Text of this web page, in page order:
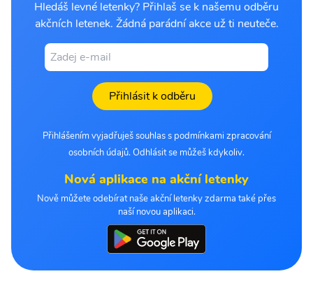
Hledáš levné letenky? Přihlaš se k našemu odběru
akčních letenek. Žádná parádní akce už ti neuteče.
Přihlásit k odběru
Přihlášením vyjadřuješ souhlas s podmínkami zpracování
osobních údajů. Odhlásit se můžeš kdykoliv.
Nová aplikace na akční letenky
Nově můžete odebírat naše akční letenky zdarma také přes
naší novou aplikaci.